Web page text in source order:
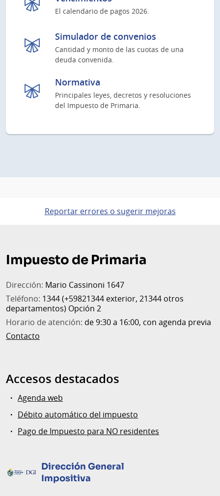
El calendario de pagos 2026.
Simulador de convenios
Cantidad y monto de las cuotas de una
deuda convenida.
Normativa
Principales leyes, decretos y resoluciones
del Impuesto de Primaria.
Reportar errores o sugerir mejoras
de
página
Impuesto de Primaria
Dirección: Mario Cassinoni 1647
Teléfono: 1344 (+59821344 exterior, 21344 otros
departamentos) Opción 2
Horario de atención: de 9:30 a 16:00, con agenda previa
Contacto
Accesos destacados
Agenda web
Débito automático del impuesto
Pago de Impuesto para NO residentes
Dirección General
Impositiva